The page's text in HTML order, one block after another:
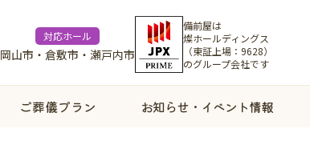
対応ホール
岡山市・倉敷市・瀬戸内市
備前屋は
燦ホールディングス
（東証上場：9628）
のグループ会社です
ご葬儀プラン お知らせ・イベント情報